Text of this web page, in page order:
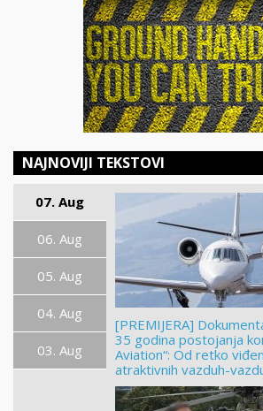
NAJNOVIJI TEKSTOVI
07. Aug
06. Aug
05. Aug
04. Aug
03. Aug
[PREMIJERA]
35 godina postojanja
Aviation“: Od retko
atraktivnih vazduh-